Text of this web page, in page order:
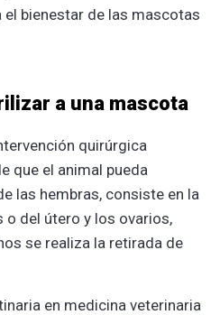
bienestar de las mascotas
a una mascota
quirúrgica
que el animal pueda
las hembras, consiste en la
o del útero y los ovarios,
se realiza la retirada de
en medicina veterinaria